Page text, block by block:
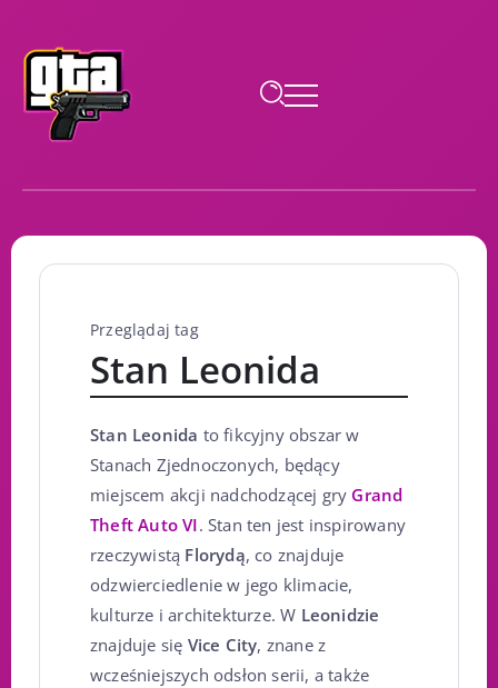
Przeglądaj tag
Stan Leonida
Stan Leonida to fikcyjny obszar w
Stanach Zjednoczonych, będący
miejscem akcji nadchodzącej gry Grand
Theft Auto VI. Stan ten jest inspirowany
rzeczywistą Florydą, co znajduje
odzwierciedlenie w jego klimacie,
kulturze i architekturze. W Leonidzie
znajduje się Vice City, znane z
wcześniejszych odsłon serii, a także